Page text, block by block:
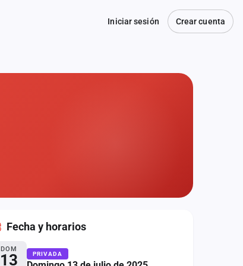
Iniciar sesión Crear cuenta
Fecha y horarios
DOM
13 PRIVADA